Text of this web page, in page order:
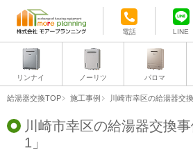
電話 LINE
リンナイ ノーリツ パロマ
給湯器交換TOP 施工事例 川崎市幸区の給湯器交
川崎市幸区の給湯器交換
1」